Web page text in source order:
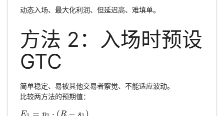
动态入场、最大化利润、但延迟高、难填单。
方法 2：入场时预设
GTC
简单稳定、易被其他交易者察觉、不能适应波动。
比较两方法的预期值：
E = p ⋅ (R − s )
E1= p1 (R −s 1)